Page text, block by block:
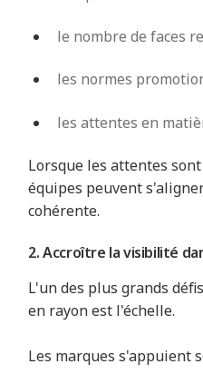
le nombre de faces
les normes
les attentes en
Lorsque les attentes
équipes peuvent
cohérente.
2. Accroître la visibilité
L'un des plus grands
en rayon est l'échelle.
Les marques s'appuient